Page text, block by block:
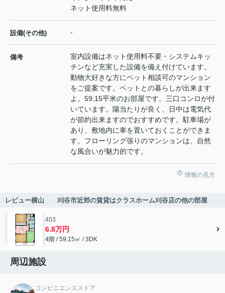
ネット使用料無料
設備(その他) -
備考
室内設備はネット使用料不要・システムキッ
チンなど充実した設備を備え付けています。
動物大好きな方にペット相談可のマンション
をご提案です。ペットとの暮らしが出来ます
よ。59.15平米のお部屋です。三口コンロが付
いています。陽当たりが良く、日中は電気代
が節約出来ますのでおすすめです。駐車場が
あり、敷地内に車を置いておくことができま
す。フローリング張りのマンションは、自然
な風合いが魅力的です。
情報の見方
レビュー横山 刈谷市近郊の賃貸はクラスホーム刈谷店の他の部屋
403
6.8万円
4階 / 59.15㎡ / 3DK
周辺施設
コンビニエンスストア